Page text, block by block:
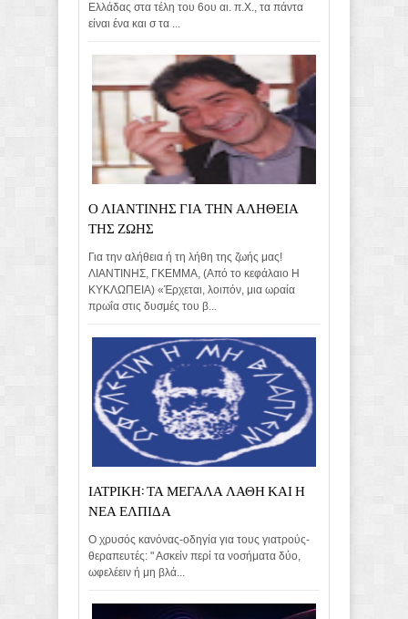
Ελλάδας στα τέλη του 6ου αι. π.Χ., τα πάντα
είναι ένα και σ τα ...
Ο ΛΙΑΝΤΙΝΗΣ ΓΙΑ ΤΗΝ ΑΛΗΘΕΙΑ
ΤΗΣ ΖΩΗΣ
Για την αλήθεια ή τη λήθη της ζωής μας!
ΛΙΑΝΤΙΝΗΣ, ΓΚΕΜΜΑ, (Από το κεφάλαιο Η
ΚΥΚΛΩΠΕΙΑ) «Έρχεται, λοιπόν, μια ωραία
πρωΐα στις δυσμές του β...
ΙΑΤΡΙΚΗ: ΤΑ ΜΕΓΑΛΑ ΛΑΘΗ ΚΑΙ Η
ΝΕΑ ΕΛΠΙΔΑ
Ο χρυσός κανόνας-οδηγία για τους γιατρούς-
θεραπευτές: " Ασκείν περί τα νοσήματα δύο,
ωφελέειν ή μη βλά...